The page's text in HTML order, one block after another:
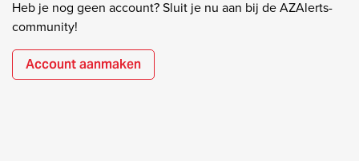
Heb je nog geen account? Sluit je nu aan bij de AZAlerts-
community!
Account aanmaken